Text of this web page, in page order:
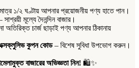
১/২ ঘণ্টায় আপনার প্রয়োজনীয় পণ্য হাতে পান।
মূল্যে দৈনন্দিন বাজার।
চার্জ ছাড়াই পণ্য আপনার ঠিকানায়
এক্সক্লুসিভ কুপন কোড– বিশেষ সুবিধা উপভোগ করুন।
বাজারের অভিজ্ঞতা নিন! 🛍️✨